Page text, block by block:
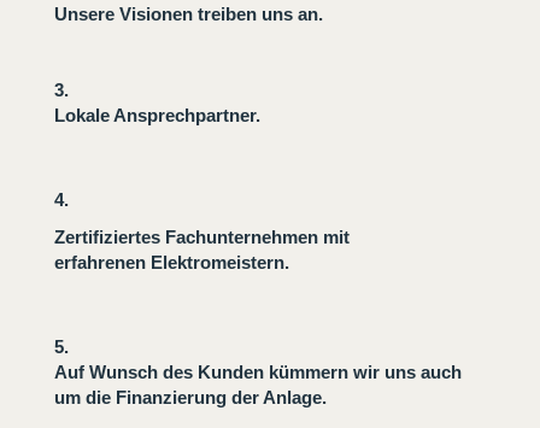
Unsere Visionen treiben uns an.
3.
Lokale Ansprechpartner.
4.
Zertifiziertes Fachunternehmen mit
erfahrenen Elektromeistern.
5.
Auf Wunsch des Kunden kümmern wir uns auch
um die Finanzierung der Anlage.